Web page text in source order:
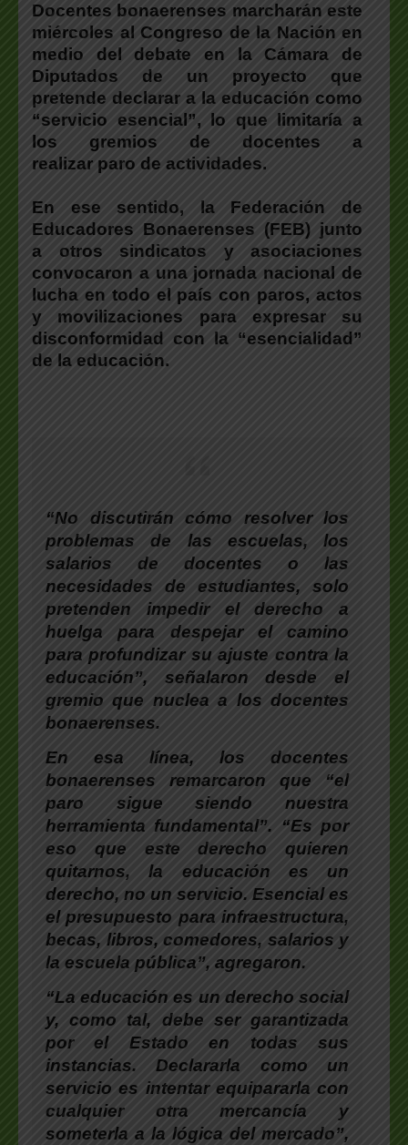
Docentes bonaerenses marcharán este
miércoles al Congreso de la Nación en
medio del debate en la Cámara de
Diputados de un proyecto que
pretende declarar a la educación como
“servicio esencial”, lo que limitaría a
los gremios de docentes a
realizar paro de actividades.
En ese sentido, la Federación de
Educadores Bonaerenses (FEB) junto
a otros sindicatos y asociaciones
convocaron a una jornada nacional de
lucha en todo el país con paros, actos
y movilizaciones para expresar su
disconformidad con la “esencialidad”
de la educación.
“No discutirán cómo resolver los
problemas de las escuelas, los
salarios de docentes o las
necesidades de estudiantes, solo
pretenden impedir el derecho a
huelga para despejar el camino
para profundizar su ajuste contra la
educación”, señalaron desde el
gremio que nuclea a los docentes
bonaerenses.
En esa línea, los docentes
bonaerenses remarcaron que “el
paro sigue siendo nuestra
herramienta fundamental”. “Es por
eso que este derecho quieren
quitarnos, la educación es un
derecho, no un servicio. Esencial es
el presupuesto para infraestructura,
becas, libros, comedores, salarios y
la escuela pública”, agregaron.
“La educación es un derecho social
y, como tal, debe ser garantizada
por el Estado en todas sus
instancias. Declararla como un
servicio es intentar equipararla con
cualquier otra mercancía y
someterla a la lógica del mercado”,